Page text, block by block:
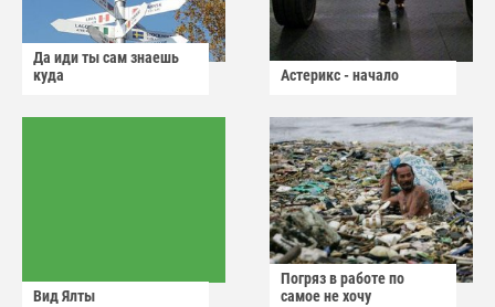
Да иди ты сам знаешь
куда
Астерикс - начало
Вид Ялты
Погряз в работе по
самое не хочу